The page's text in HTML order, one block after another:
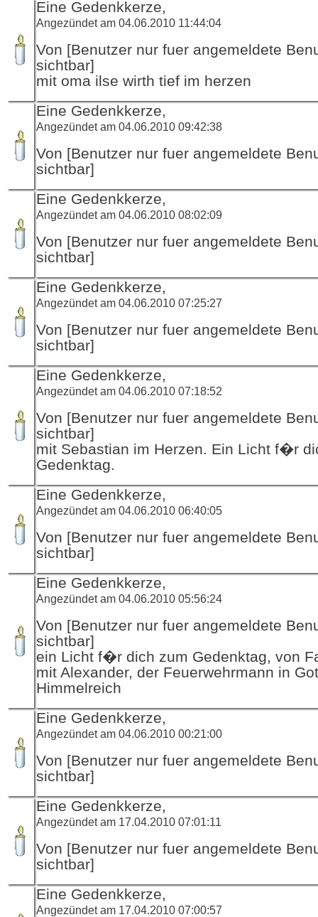
Eine Gedenkkerze,
Angezündet am 04.06.2010 11:44:04
Von [Benutzer nur fuer angemeldete
sichtbar]
mit oma ilse wirth tief im herzen
Eine Gedenkkerze,
Angezündet am 04.06.2010 09:42:38
Von [Benutzer nur fuer angemeldete
sichtbar]
Eine Gedenkkerze,
Angezündet am 04.06.2010 08:02:09
Von [Benutzer nur fuer angemeldete
sichtbar]
Eine Gedenkkerze,
Angezündet am 04.06.2010 07:25:27
Von [Benutzer nur fuer angemeldete
sichtbar]
Eine Gedenkkerze,
Angezündet am 04.06.2010 07:18:52
Von [Benutzer nur fuer angemeldete
sichtbar]
mit Sebastian im Herzen. Ein Licht f�r
Gedenktag.
Eine Gedenkkerze,
Angezündet am 04.06.2010 06:40:05
Von [Benutzer nur fuer angemeldete
sichtbar]
Eine Gedenkkerze,
Angezündet am 04.06.2010 05:56:24
Von [Benutzer nur fuer angemeldete
sichtbar]
ein Licht f�r dich zum Gedenktag, von
mit Alexander, der Feuerwehrmann in
Himmelreich
Eine Gedenkkerze,
Angezündet am 04.06.2010 00:21:00
Von [Benutzer nur fuer angemeldete
sichtbar]
Eine Gedenkkerze,
Angezündet am 17.04.2010 07:01:11
Von [Benutzer nur fuer angemeldete
sichtbar]
Eine Gedenkkerze,
Angezündet am 17.04.2010 07:00:57